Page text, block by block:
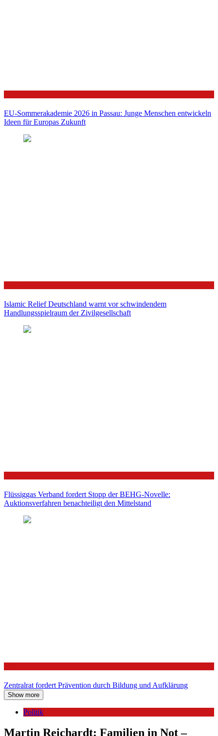
EU-Sommerakademie 2026 in Passau: Junge Menschen entwickeln
Ideen für Europas Zukunft
Islamic Relief Deutschland warnt vor schwindendem
Handlungsspielraum der Zivilgesellschaft
Flüssiggas Verband fordert Stopp der BEHG-Novelle:
Auktionsverfahren benachteiligt den Mittelstand
Zentralrat fordert Prävention durch Bildung und Aufklärung
Show more
Politik
Martin Reichardt: Familien in Not –